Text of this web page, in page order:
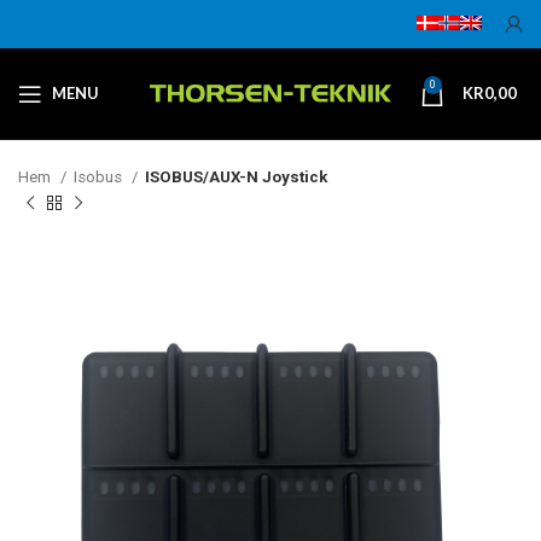
MENU 0 KR0,00
Hem Isobus ISOBUS/AUX-N Joystick